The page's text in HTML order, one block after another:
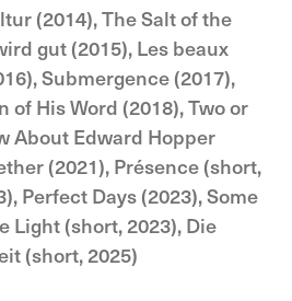
(2014), The Salt of the
gut (2015), Les beaux
Submergence (2017),
of His Word (2018), Two or
About Edward Hopper
(2021), Présence (short,
Perfect Days (2023), Some
Light (short, 2023), Die
(short, 2025)